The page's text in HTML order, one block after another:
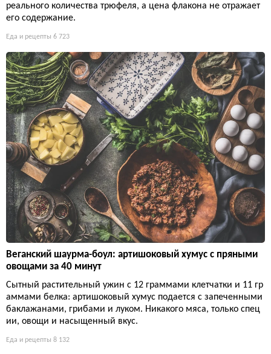
реального количества трюфеля, а цена флакона не отражает
его содержание.
Еда и рецепты 6 723
Веганский шаурма-боул: артишоковый хумус с пряными
овощами за 40 минут
Сытный растительный ужин с 12 граммами клетчатки и 11 гр
аммами белка: артишоковый хумус подается с запеченными
баклажанами, грибами и луком. Никакого мяса, только спец
ии, овощи и насыщенный вкус.
Еда и рецепты 8 132